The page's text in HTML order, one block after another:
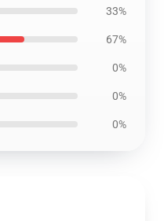
33%
67%
0%
0%
0%